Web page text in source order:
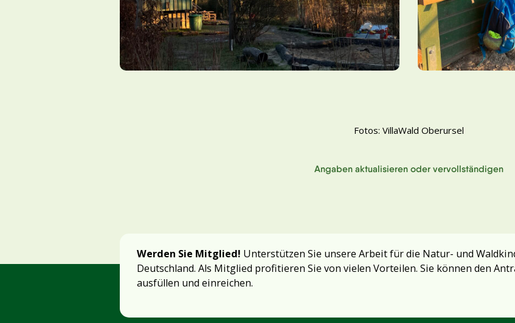
Fotos: VillaWald Oberursel
Angaben aktualisieren oder vervollständigen
Werden Sie Mitglied! Unterstützen Sie unsere Arbeit für die Natur- und
Deutschland. Als Mitglied profitieren Sie von vielen Vorteilen. Sie können den
ausfüllen und einreichen.